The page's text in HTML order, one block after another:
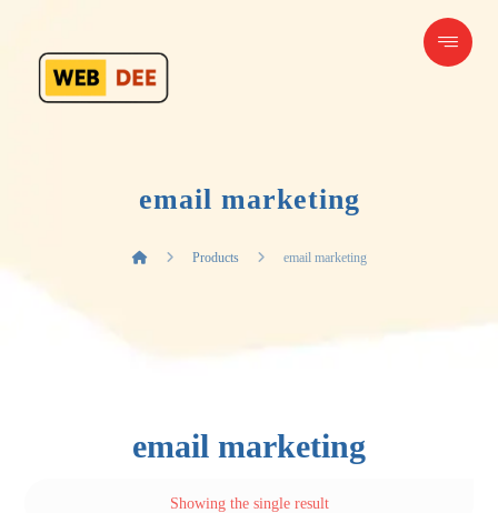
email marketing
Products email marketing
email marketing
Showing the single result